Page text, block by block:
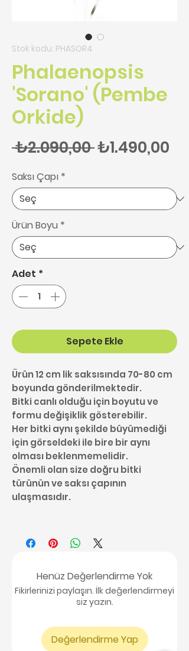
Stok kodu: PHASOR4
Phalaenopsis
'Sorano' (Pembe
Orkide)
₺2.090,00 Normal Fiyat
₺1.490,00
Saksı Çapı *
Ürün Boyu *
Adet *
Sepete Ekle
Ürün 12 cm lik saksısında 70-80 cm
boyunda gönderilmektedir.
Bitki canlı olduğu için boyutu ve
formu değişiklik gösterebilir.
Her bitki aynı şekilde büyümediği
için görseldeki ile bire bir aynı
olması beklenmemelidir.
Önemli olan size doğru bitki
türünün ve saksı çapının
ulaşmasıdır.
Henüz Değerlendirme Yok
Fikirlerinizi paylaşın. İlk değerlendirmeyi
siz yazın.
Değerlendirme Yap